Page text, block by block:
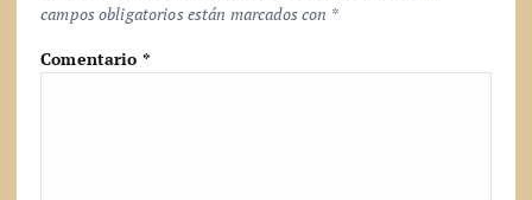
campos obligatorios están marcados con *
Comentario *